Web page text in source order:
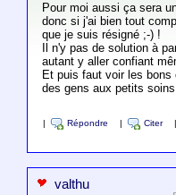
Pour moi aussi ça sera
donc si j'ai bien tout
que je suis résigné ;-) !
Il n'y pas de solution à
autant y aller confiant
Et puis faut voir les
des gens aux petits
Répondre Citer
valthu